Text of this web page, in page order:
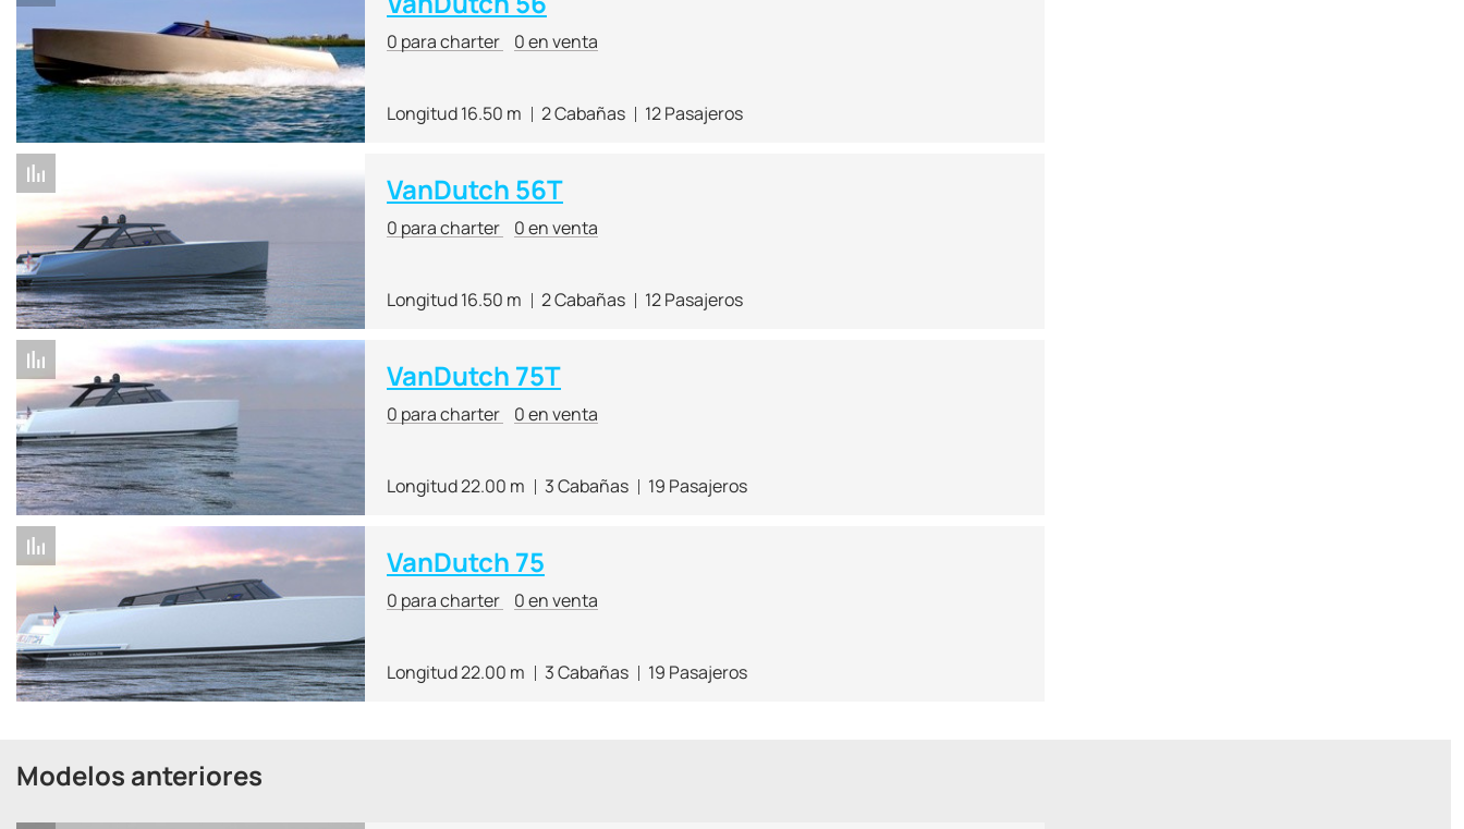
0 para charter 0 en venta
Longitud 16.50 m 2 Cabañas 12 Pasajeros
VanDutch 56T
0 para charter 0 en venta
Longitud 16.50 m 2 Cabañas 12 Pasajeros
VanDutch 75T
0 para charter 0 en venta
Longitud 22.00 m 3 Cabañas 19 Pasajeros
VanDutch 75
0 para charter 0 en venta
Longitud 22.00 m 3 Cabañas 19 Pasajeros
Modelos anteriores